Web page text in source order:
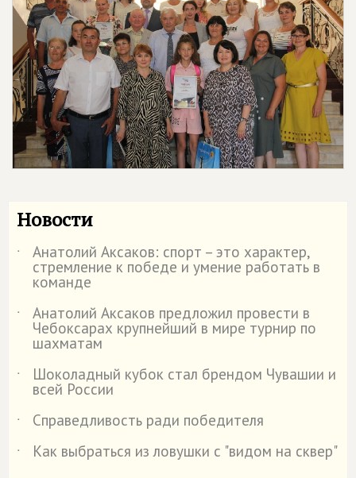
Новости
˙ Анатолий Аксаков: спорт – это характер,
стремление к победе и умение работать в
команде
˙
Анатолий Аксаков предложил провести в
Чебоксарах крупнейший в мире турнир по
шахматам
˙
Шоколадный кубок стал брендом Чувашии и
всей России
˙
Справедливость ради победителя
˙
Как выбраться из ловушки с "видом на сквер"